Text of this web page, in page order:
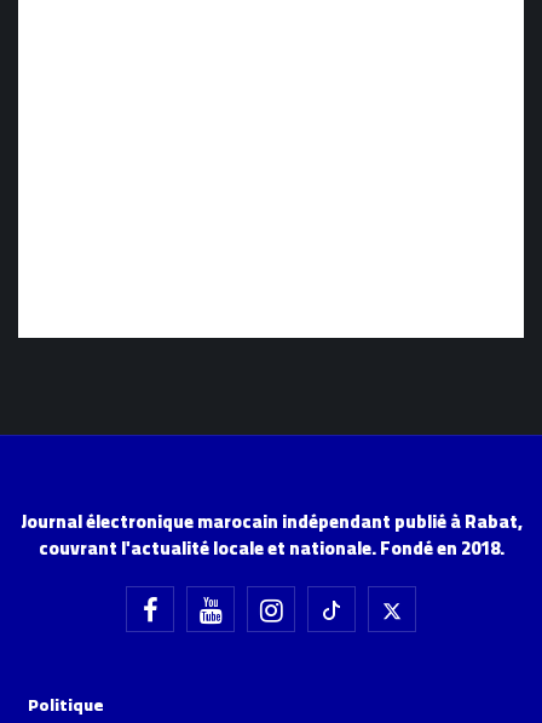
Journal électronique marocain indépendant publié à Rabat,
couvrant l'actualité locale et nationale. Fondé en 2018.
Politique